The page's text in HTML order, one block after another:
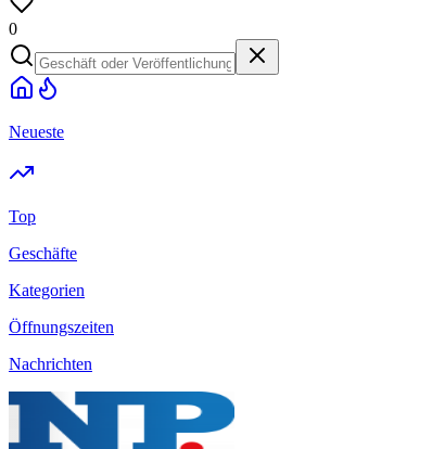
0
Neueste
Top
Geschäfte
Kategorien
Öffnungszeiten
Nachrichten